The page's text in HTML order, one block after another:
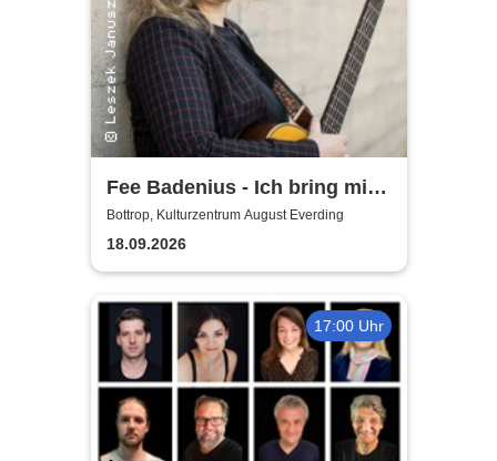
Fee Badenius - Ich bring mich
ganz groß raus
Bottrop, Kulturzentrum August Everding
18.09.2026
17:00 Uhr